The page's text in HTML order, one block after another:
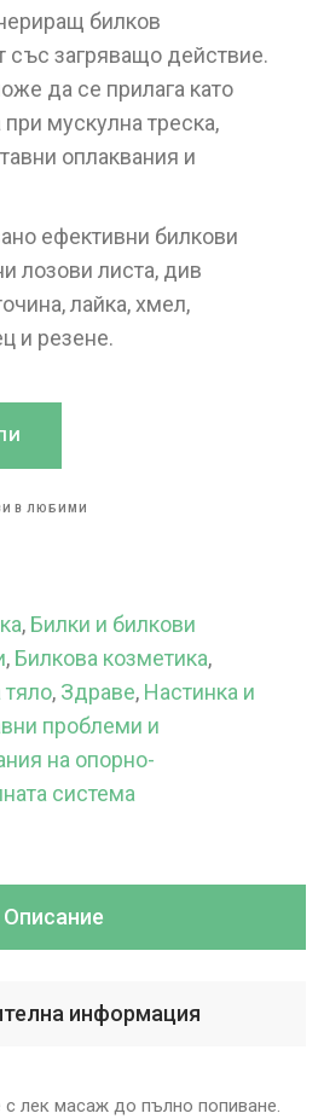
билков
със загряващо действие.
да се прилага като
мускулна треска,
оплаквания и
ефективни билкови
лозови листа, див
лайка, хмел,
и резене.
В ЛЮБИМИ
, Билки и билкови
, Билкова козметика,
тяло, Здраве, Настинка и
проблеми и
на опорно-
система
Описание
информация
с лек масаж до пълно попиване.